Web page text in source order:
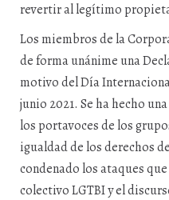
revertir al legítimo
Los miembros de la
de forma unánime una
motivo del Día
junio 2021. Se ha hecho
los portavoces de los
igualdad de los derechos
condenado los ataques
colectivo LGTBI y el